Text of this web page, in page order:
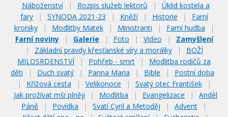
Náboženství
| Rozpis služeb lektorů |
Úklid kostela a
fary
| SYNODA 2021-23 | Kněží | Historie |
Farní
kroniky
| Modlitby Matek | Ministranti | Farní hudba
|
Farní noviny
| Galerie | Foto | Video |
Zamyšlení
|
Základní pravdy křesťanské víry a morálky |
BOŽÍ
MILOSRDENSTVÍ
| Pohřeb - smrt |
Modlitba rodičů za
děti
| Duch svatý | Panna Maria | Bible |
Postní doba
|
Křížová cesta | Velikonoce | Svatý otec František
|
Jak prožívat mši plněji
| Modlitba | Evangelizace |
Anděl
Páně
| Povídka | Svatí Cyril a Metoděj | Advent
|